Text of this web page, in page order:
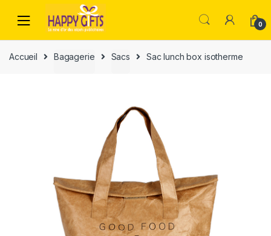
0
Accueil Bagagerie Sacs Sac lunch box isotherme